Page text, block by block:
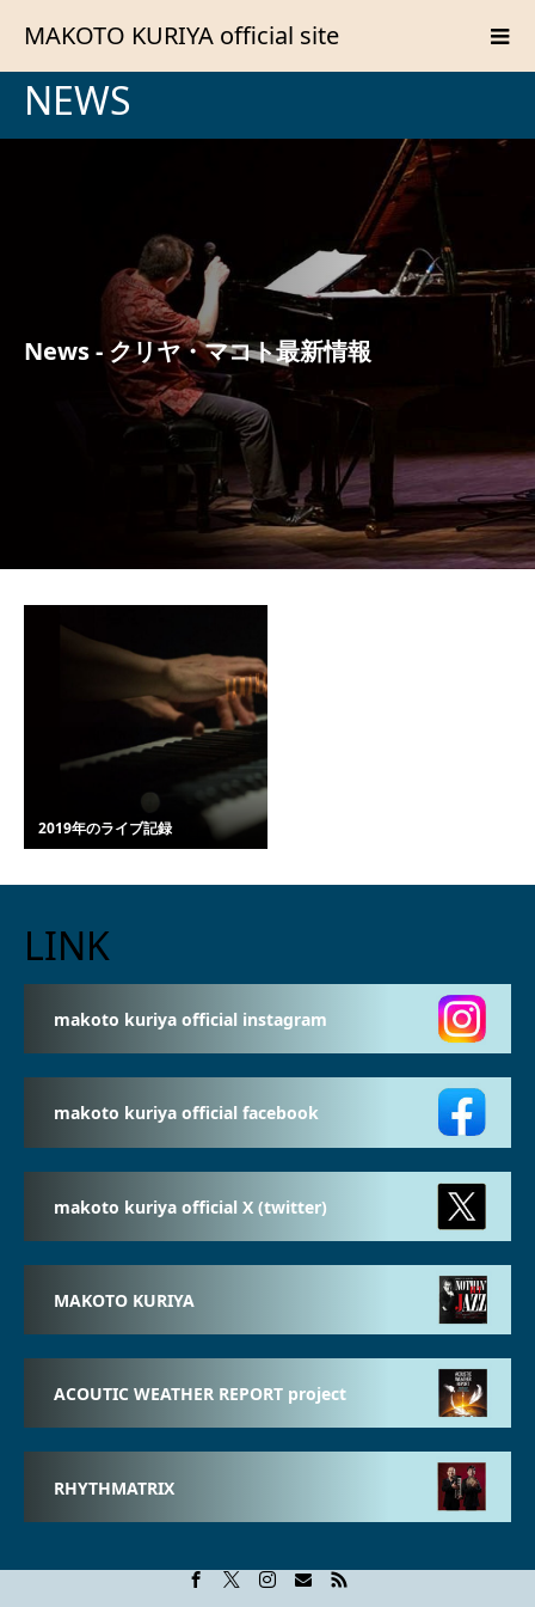
MAKOTO KURIYA official site
NEWS
News - クリヤ・マコト最新情報
2019年のライブ記録
LINK
makoto kuriya official instagram
makoto kuriya official facebook
makoto kuriya official X (twitter)
MAKOTO KURIYA
ACOUTIC WEATHER REPORT project
RHYTHMATRIX